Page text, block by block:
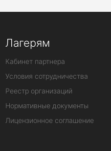
Лагерям
Кабинет партнера
Условия сотрудничества
Реестр организаций
Нормативные документы
Лицензионное соглашение